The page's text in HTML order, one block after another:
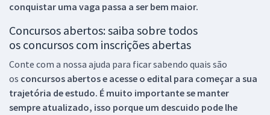
conquistar uma vaga passa a ser bem maior.
Concursos abertos: saiba sobre todos
os concursos com inscrições abertas
Conte com a nossa ajuda para ficar sabendo quais são
os concursos abertos e acesse o edital para começar a sua
trajetória de estudo. É muito importante se manter
sempre atualizado, isso porque um descuido pode lhe